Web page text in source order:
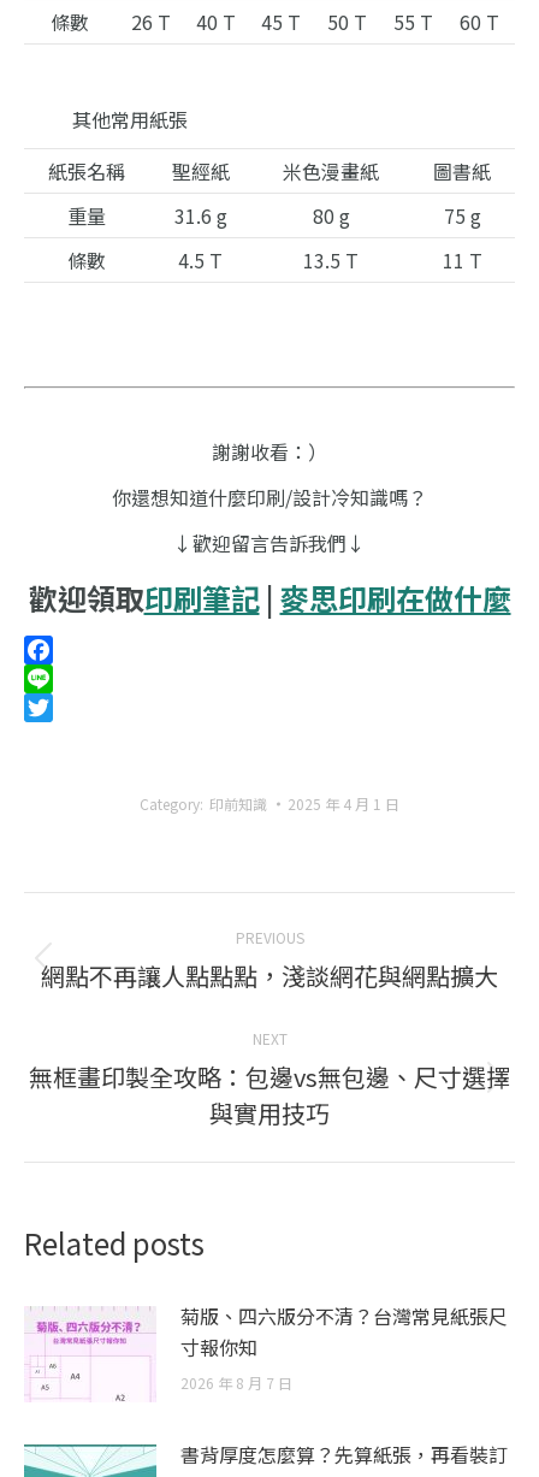
條數 26 T 40 T 45 T 50 T 55 T 60 T
其他常用紙張
紙張名稱
聖經紙 米色漫畫紙
圖書紙
重量
31.6 g 80 g
75 g
條數
4.5 T 13.5 T 11 T
謝謝收看：）
你還想知道什麼印刷/設計冷知識嗎？
↓歡迎留言告訴我們↓
歡迎領取印刷筆記| 麥思印刷在做什麼
Facebook
Line
Category: 印前知識 2025 年 4 月 1 日
navigation
PREVIOUS
Previous
網點不再讓人點點點，淺談網花與網點擴大
NEXT
Next
post:
無框畫印製全攻略：包邊vs無包邊、尺寸選擇
與實用技巧
Related posts
菊版、四六版分不清？台灣常見紙張尺
寸報你知
2026 年 8 月 7 日
書背厚度怎麼算？先算紙張，再看裝訂